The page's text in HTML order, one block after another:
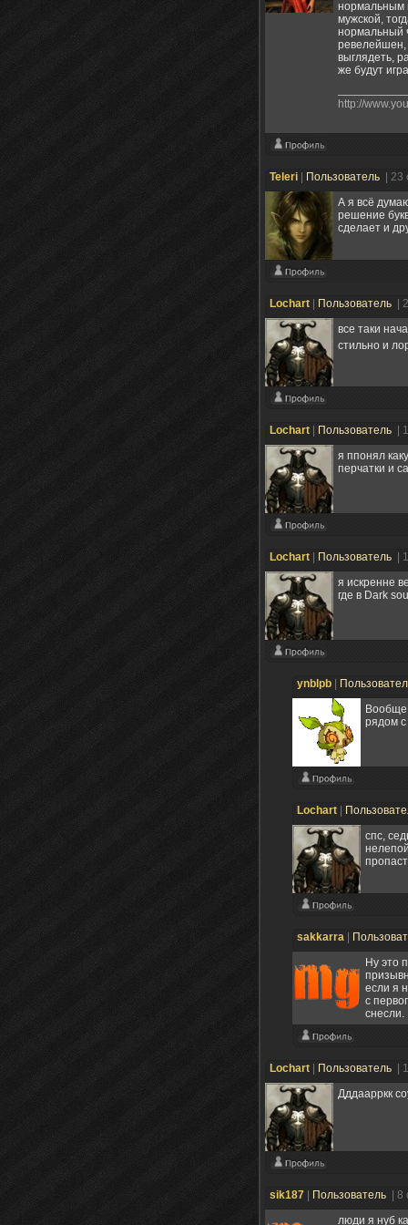
нормальным
мужской,
нормальный
ревелейшен,
выглядеть,
же будут
http://
Teleri Пользователь
|
А я всё
решение
сделает и
Lochart Пользователь
|
все таки
стильно и
Lochart Пользователь
|
я ппонял
перчатки и
Lochart Пользователь
|
я искренне
где в Dark
ynblpb
Вообще
рядом
Lochart
спс,
sakkarra
Ну это
если я
с
снесли.
Lochart Пользователь
|
Дддаарркк
sik187 Пользователь
|
люди я нуб